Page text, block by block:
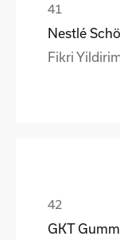
Nestlé
Fikri